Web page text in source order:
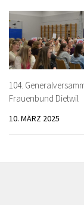
104.
Frauenbund Dietwil
10. MÄRZ 2025